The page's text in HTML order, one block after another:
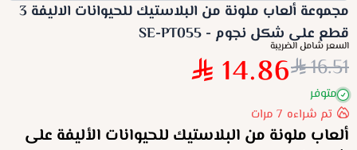
مجموعة ألعاب ملونة من البلاستيك للحيوانات الاليفة 3
قطع على شكل نجوم - SE-PT055
السعر شامل الضريبة
16.51
14.86
متوفر
تم شراءه 7 مرات
ألعاب ملونة من البلاستيك للحيوانات الأليفة على